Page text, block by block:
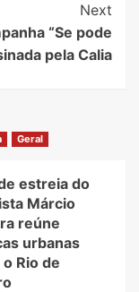
Next
“Se pode
pela Calia
Geral
estreia do
Márcio
reúne
urbanas
Rio de